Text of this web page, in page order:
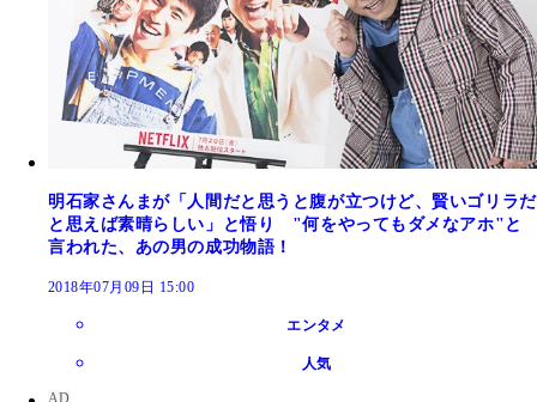
明石家さんまが「人間だと思うと腹が立つけど、賢いゴリラだ
と思えば素晴らしい」と悟り "何をやってもダメなアホ"と
言われた、あの男の成功物語！
2018年07月09日 15:00
エンタメ
人気